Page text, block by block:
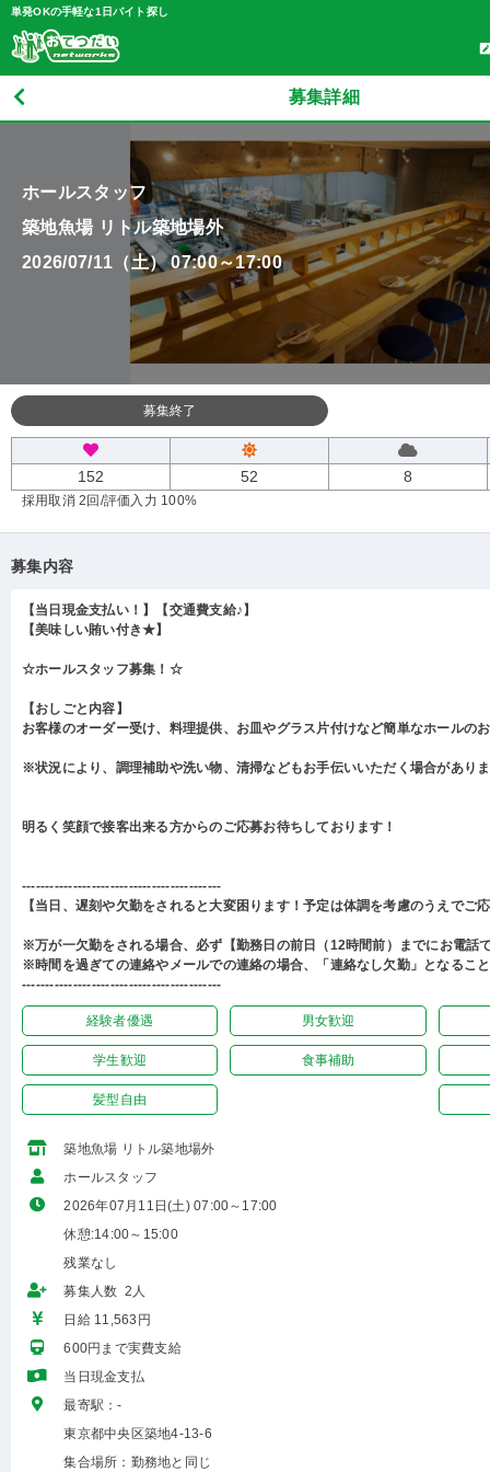
単発OKの手軽な1日バイト探し
募集詳細
ホールスタッフ
築地魚場 リトル築地場外
2026/07/11（土） 07:00～17:00
募集終了
152 52 8
採用取消 2回 /評価入力 100%
募集内容
【当日現金支払い！】【交通費支給♪】
【美味しい賄い付き★】
☆ホールスタッフ募集！☆
【おしごと内容】
お客様のオーダー受け、料理提供、お皿やグラス片付けなど簡単なホールの
※状況により、調理補助や洗い物、清掃などもお手伝いいただく場合があり
明るく笑顔で接客出来る方からのご応募お待ちしております！
-------------------------------------------
【当日、遅刻や欠勤をされると大変困ります！予定は体調を考慮のうえでご
※万が一欠勤をされる場合、必ず【勤務日の前日（12時間前）までにお電話
※時間を過ぎての連絡やメールでの連絡の場合、「連絡なし欠勤」となるこ
-------------------------------------------
経験者優遇 男女歓迎
学生歓迎 食事補助
髪型自由
築地魚場 リトル築地場外
ホールスタッフ
2026年07月11日(土) 07:00～17:00
休憩:14:00～15:00
残業なし
募集人数 2人
日給 11,563円
600円まで実費支給
当日現金支払
最寄駅：-
東京都中央区築地4-13-6
集合場所：勤務地と同じ